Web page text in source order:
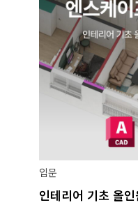
입문
인테리어 기초 올